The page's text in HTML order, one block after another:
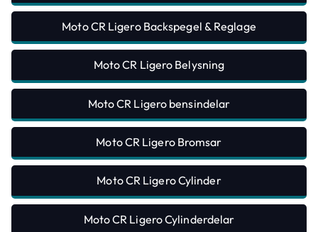
Moto CR Ligero Backspegel & Reglage
Moto CR Ligero Belysning
Moto CR Ligero bensindelar
Moto CR Ligero Bromsar
Moto CR Ligero Cylinder
Moto CR Ligero Cylinderdelar